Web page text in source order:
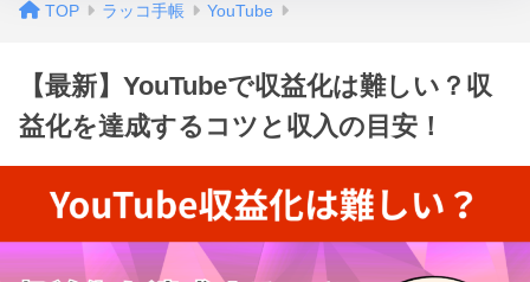
TOP ラッコ手帳 YouTube
【最新】YouTubeで収益化は難しい？収
益化を達成するコツと収入の目安！